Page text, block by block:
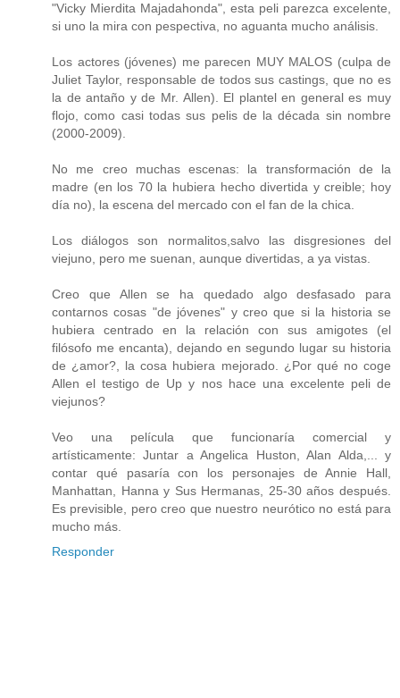
"Vicky Mierdita Majadahonda", esta peli parezca excelente,
si uno la mira con pespectiva, no aguanta mucho análisis.
Los actores (jóvenes) me parecen MUY MALOS (culpa de
Juliet Taylor, responsable de todos sus castings, que no es
la de antaño y de Mr. Allen). El plantel en general es muy
flojo, como casi todas sus pelis de la década sin nombre
(2000-2009).
No me creo muchas escenas: la transformación de la
madre (en los 70 la hubiera hecho divertida y creible; hoy
día no), la escena del mercado con el fan de la chica.
Los diálogos son normalitos,salvo las disgresiones del
viejuno, pero me suenan, aunque divertidas, a ya vistas.
Creo que Allen se ha quedado algo desfasado para
contarnos cosas "de jóvenes" y creo que si la historia se
hubiera centrado en la relación con sus amigotes (el
filósofo me encanta), dejando en segundo lugar su historia
de ¿amor?, la cosa hubiera mejorado. ¿Por qué no coge
Allen el testigo de Up y nos hace una excelente peli de
viejunos?
Veo una película que funcionaría comercial y
artísticamente: Juntar a Angelica Huston, Alan Alda,... y
contar qué pasaría con los personajes de Annie Hall,
Manhattan, Hanna y Sus Hermanas, 25-30 años después.
Es previsible, pero creo que nuestro neurótico no está para
mucho más.
Responder